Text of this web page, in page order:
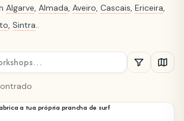
Algarve, Almada, Aveiro, Cascais, Ericeira,
, Sintra..
a tua própria prancha de surf